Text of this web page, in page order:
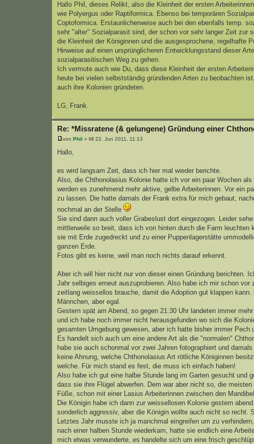
Hallo Phil, dieses Relikt, also die Kleinheit der ersten
wie Polyergus oder Raptiformica. Ebenso bei temporären
Coptoformica. Erstaunlicherweise auch bei den ebenfalls temp.
sehr "alter" Sozialparasit sind, der schon vor sehr langer Zeit zur
die Kleinheit der Königinnen und die ausgesprochene, regelhafte
Hinweise auf einen ursprünglicheren Entwicklungsstand dieser
sozialparasitischen Weg zu gehen.
Ich vermute auch wie Du, dass diese Kleinheit der ersten
heute bei vielen selbstständig gründenden Arten zu beobachten
auch ihre Kolonien gründeten.
LG, Frank.
Re: *Missratene (& gelungene) Gründung einer
von Phil » Mi 22. Jun 2011, 11:13
Hallo,
es wird langsam Zeit, dass ich hier mal wieder berichte.
Also, die Chthonolasius Kolonie hatte ich vor ein paar Wochen
werden es zunehmend mehr aktive, gelbe Arbeiterinnen. Vor ein
zu lassen. Die hatte damals der Frank extra für mich gebaut,
nochmal an der Stelle
Sie sind dann auch voller Grabeslust dort eingezogen. Leider
mittlerweile so breit, dass ich von hinten durch die Farm
sie mit Erde zugedreckt und zu einer Puppenlagerstätte
ganzen Erde.
Fotos gibt es keine, weil man noch nichts darauf erkennt.
Aber ich will hier nicht nur von dieser einen Gründung berichten.
Jahr selbiges erneut auszuprobieren. Also habe ich mir schon
zeitlang weissellos brauche, damit die Adoption gut klappen
Männchen, aber egal.
Gestern spät am Abend, so gegen 21:30 Uhr landeten immer
und ich habe noch immer nicht herausgefunden wo sich die
gesamten Umgebung gewesen, aber ich hatte bisher immer Pech
Es handelt sich auch um eine andere Art als die "normalen"
habe sie auch schonmal vor zwei Jahren fotographiert und
keine Ahnung, welche Chthonolasius Art rötliche Königinnen
welche. Für mich stand es fest, die muss ich einfach haben!
Also habe ich gut eine halbe Stunde lang im Garten gesucht und
dass sie ihre Flügel abwerfen. Dem war aber nicht so, die
Füße, schon mit einer Lasius Arbeiterinnen zwischen den
Die Königin habe ich dann zur weissellosen Kolonie gestern
sonderlich aggressiv, aber die Königin wollte auch nicht so recht.
Letztes Jahr musste ich ja manchmal eingreifen um zu
nach einer halben Stunde wiederkam, hatte sie endlich eine
mich etwas verwunderte, es handelte sich um eine frisch